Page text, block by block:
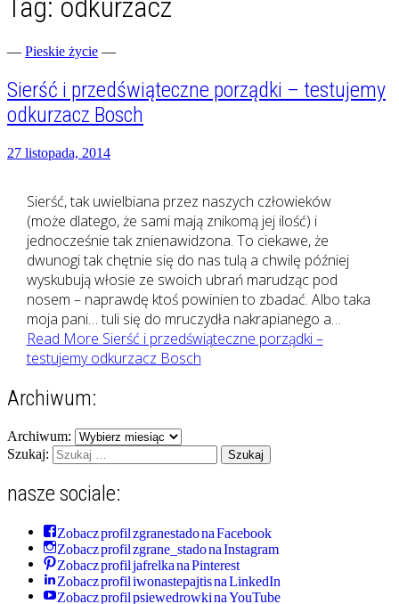
zgranestado.pl
Fotograficzne zapiski dnia codziennego
Tag: odkurzacz
— Pieskie życie —
Sierść i przedświąteczne porządki – testujemy
odkurzacz Bosch
27 listopada, 2014
Sierść, tak uwielbiana przez naszych człowieków
(może dlatego, że sami mają znikomą jej ilość) i
jednocześnie tak znienawidzona. To ciekawe, że
dwunogi tak chętnie się do nas tulą a chwilę później
wyskubują włosie ze swoich ubrań marudząc pod
nosem – naprawdę ktoś powinien to zbadać. Albo taka
moja pani… tuli się do mruczydła nakrapianego a…
Read More Sierść i przedświąteczne porządki –
testujemy odkurzacz Bosch
Archiwum:
Archiwum:
Szukaj:
nasze sociale:
Zobacz profil zgranestado na Facebook
Zobacz profil zgrane_stado na Instagram
Zobacz profil jafrelka na Pinterest
Zobacz profil iwonastepajtis na LinkedIn
Zobacz profil psiewedrowki na YouTube